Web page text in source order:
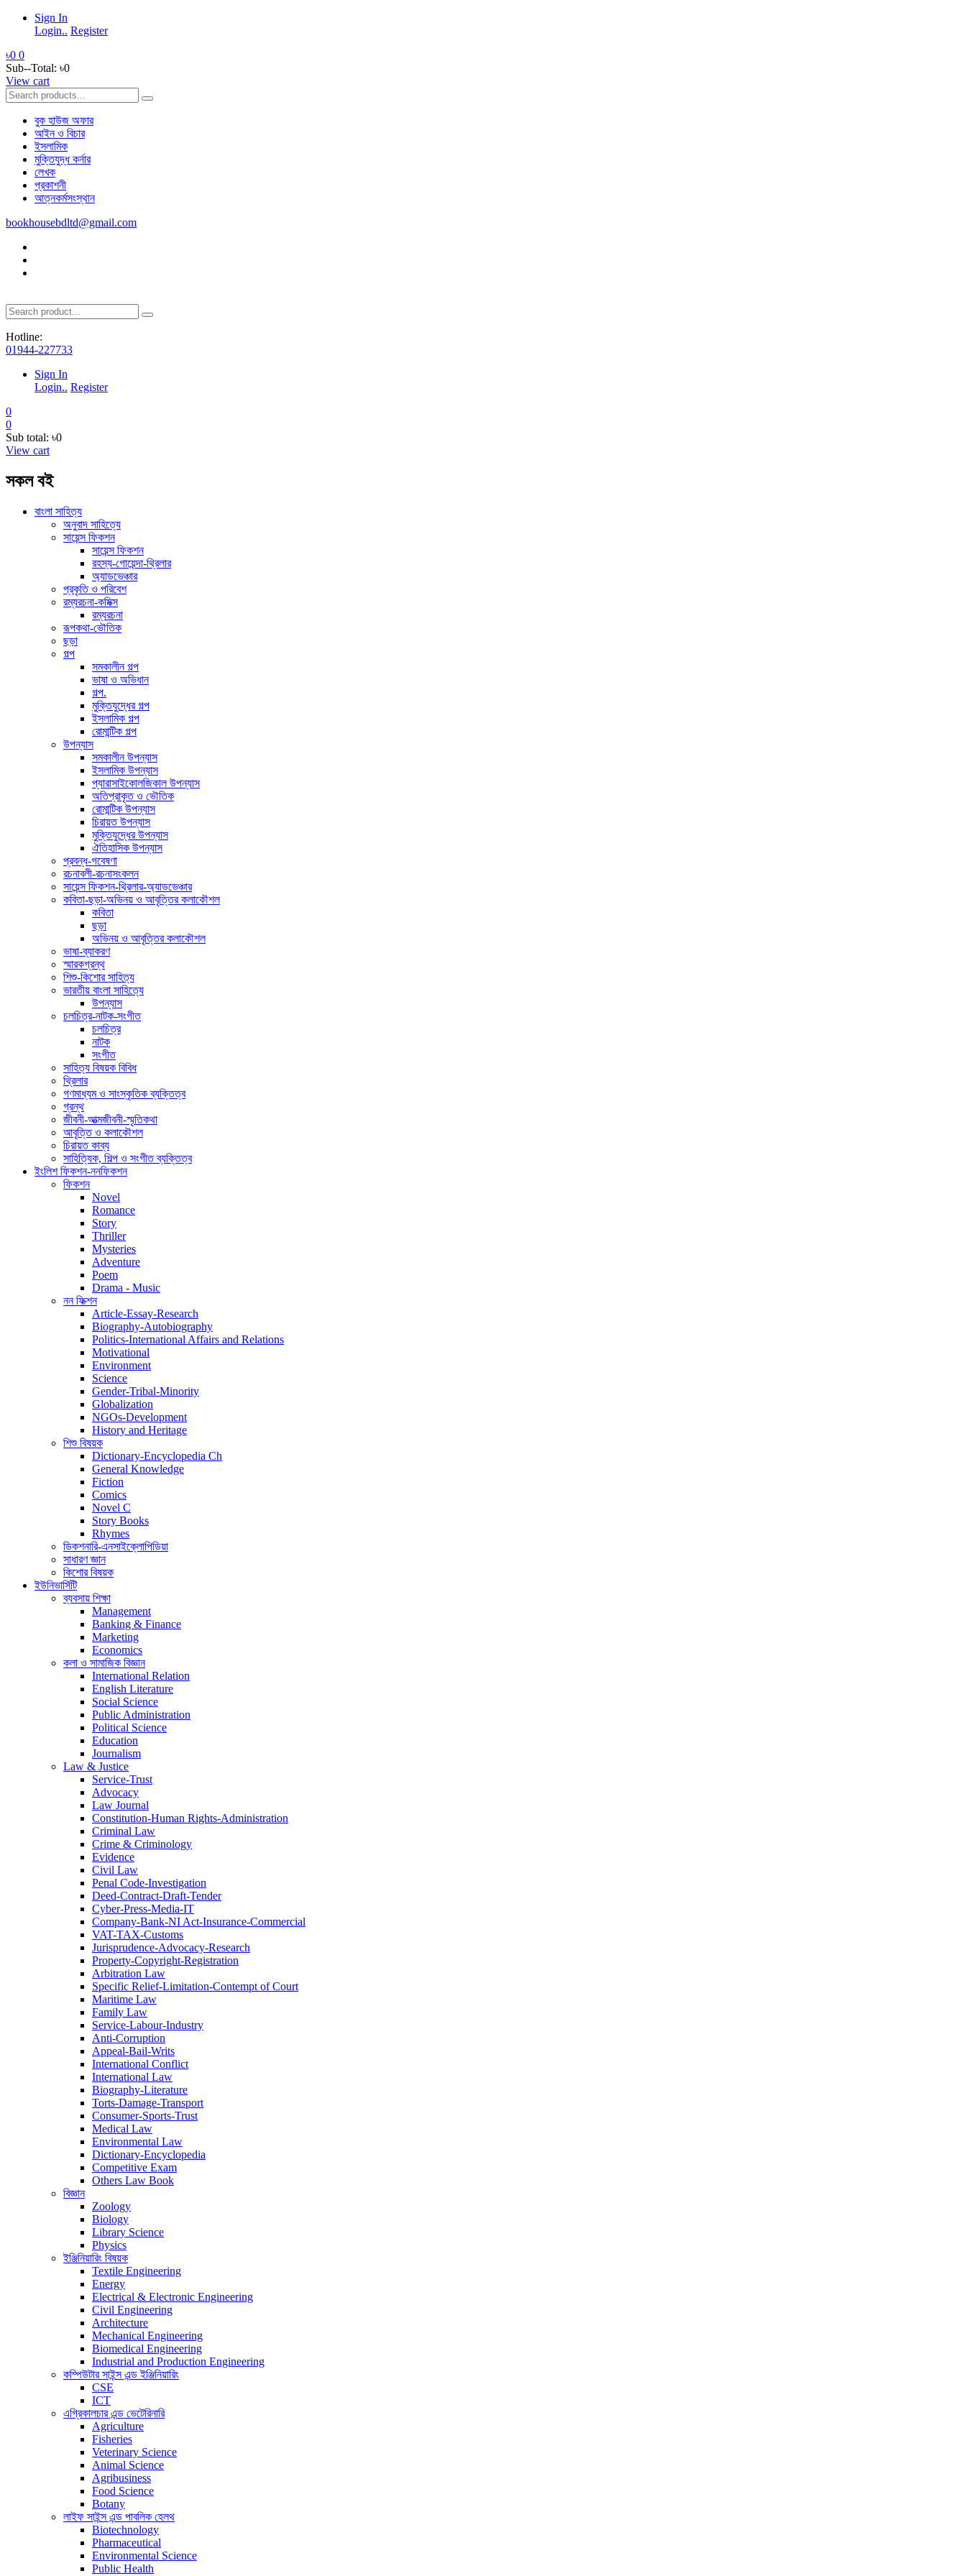
Sign In
Login.. Register
৳0 0
Sub--Total: ৳0
View cart
বুক হাউজ অফার
আইন ও বিচার
ইসলামিক
মুক্তিযুদ্ধ কর্নার
লেখক
প্রকাশনী
আত্নকর্মসংস্থান
bookhousebdltd@gmail.com
Hotline:
01944-227733
Sign In
Login.. Register
0
0
Sub total: ৳0
View cart
সকল বই
বাংলা সাহিত্য
অনুবাদ সাহিত্যে
সায়েন্স ফিকশন
সায়েন্স ফিকশন
রহস্য-গোয়েন্দা-থ্রিলার
অ্যাডভেঞ্চার
প্রকৃতি ও পরিবেশ
রম্যরচনা-কমিক্স
রম্যরচনা
রূপকথা-ভৌতিক
ছড়া
গল্প
সমকালীন গল্প
ভাষা ও অভিধান
গল্প.
মুক্তিযুদ্ধের গল্প
ইসলামিক গল্প
রোমান্টিক গল্প
উপন্যাস
সমকালীন উপন্যাস
ইসলামিক উপন্যাস
প্যারাসাইকোলজিকাল উপন্যাস
অতিপ্রাকৃত ও ভৌতিক
রোমান্টিক উপন্যাস
চিরায়ত উপন্যাস
মুক্তিযুদ্ধের উপন্যাস
ঐতিহাসিক উপন্যাস
প্রবন্ধ-গবেষণা
রচনাবলী-রচনাসংকলন
সায়েন্স ফিকশন-থ্রিলার-অ্যাডভেঞ্চার
কবিতা-ছড়া-অভিনয় ও আবৃত্তির কলাকৌশল
কবিতা
ছড়া
অভিনয় ও আবৃত্তির কলাকৌশল
ভাষা-ব্যাকরণ
স্মারকগ্রন্থ
শিশু-কিশোর সাহিত্য
ভারতীয় বাংলা সাহিত্যে
উপন্যাস
চলচিত্র-নাটক-সংগীত
চলচিত্র
নাটক
সংগীত
সাহিত্য বিষয়ক বিবিধ
থ্রিলার
গণমাধ্যম ও সাংস্কৃতিক ব্যক্তিত্ব
গ্রন্থ
জীবনী-আত্মজীবনী-স্মৃতিকথা
আবৃত্তি ও কলাকৌশল
চিরায়ত কাব্য
সাহিত্যিক, শিল্প ও সংগীত ব্যক্তিত্ব
ইংলিশ ফিকশন-ননফিকশন
ফিকশন
Novel
Romance
Story
Thriller
Mysteries
Adventure
Poem
Drama - Music
নন ফিক্শন
Article-Essay-Research
Biography-Autobiography
Politics-International Affairs and Relations
Motivational
Environment
Science
Gender-Tribal-Minority
Globalization
NGOs-Development
History and Heritage
শিশু বিষয়ক
Dictionary-Encyclopedia Ch
General Knowledge
Fiction
Comics
Novel C
Story Books
Rhymes
ডিকশনারি-এনসাইক্লোপিডিয়া
সাধারণ জ্ঞান
কিশোর বিষয়ক
ইউনিভার্সিটি
ব্যবসায় শিক্ষা
Management
Banking & Finance
Marketing
Economics
কলা ও সামাজিক বিজ্ঞান
International Relation
English Literature
Social Science
Public Administration
Political Science
Education
Journalism
Law & Justice
Service-Trust
Advocacy
Law Journal
Constitution-Human Rights-Administration
Criminal Law
Crime & Criminology
Evidence
Civil Law
Penal Code-Investigation
Deed-Contract-Draft-Tender
Cyber-Press-Media-IT
Company-Bank-NI Act-Insurance-Commercial
VAT-TAX-Customs
Jurisprudence-Advocacy-Research
Property-Copyright-Registration
Arbitration Law
Specific Relief-Limitation-Contempt of Court
Maritime Law
Family Law
Service-Labour-Industry
Anti-Corruption
Appeal-Bail-Writs
International Conflict
International Law
Biography-Literature
Torts-Damage-Transport
Consumer-Sports-Trust
Medical Law
Environmental Law
Dictionary-Encyclopedia
Competitive Exam
Others Law Book
বিজ্ঞান
Zoology
Biology
Library Science
Physics
ইঞ্জিনিয়ারিং বিষয়ক
Textile Engineering
Energy
Electrical & Electronic Engineering
Civil Engineering
Architecture
Mechanical Engineering
Biomedical Engineering
Industrial and Production Engineering
কম্পিউটার সাইন্স এন্ড ইঞ্জিনিয়ারিং
CSE
ICT
এগ্রিকালচার এন্ড ভেটেরিনারি
Agriculture
Fisheries
Veterinary Science
Animal Science
Agribusiness
Food Science
Botany
লাইফ সাইন্স এন্ড পাবলিক হেলথ
Biotechnology
Pharmaceutical
Environmental Science
Public Health